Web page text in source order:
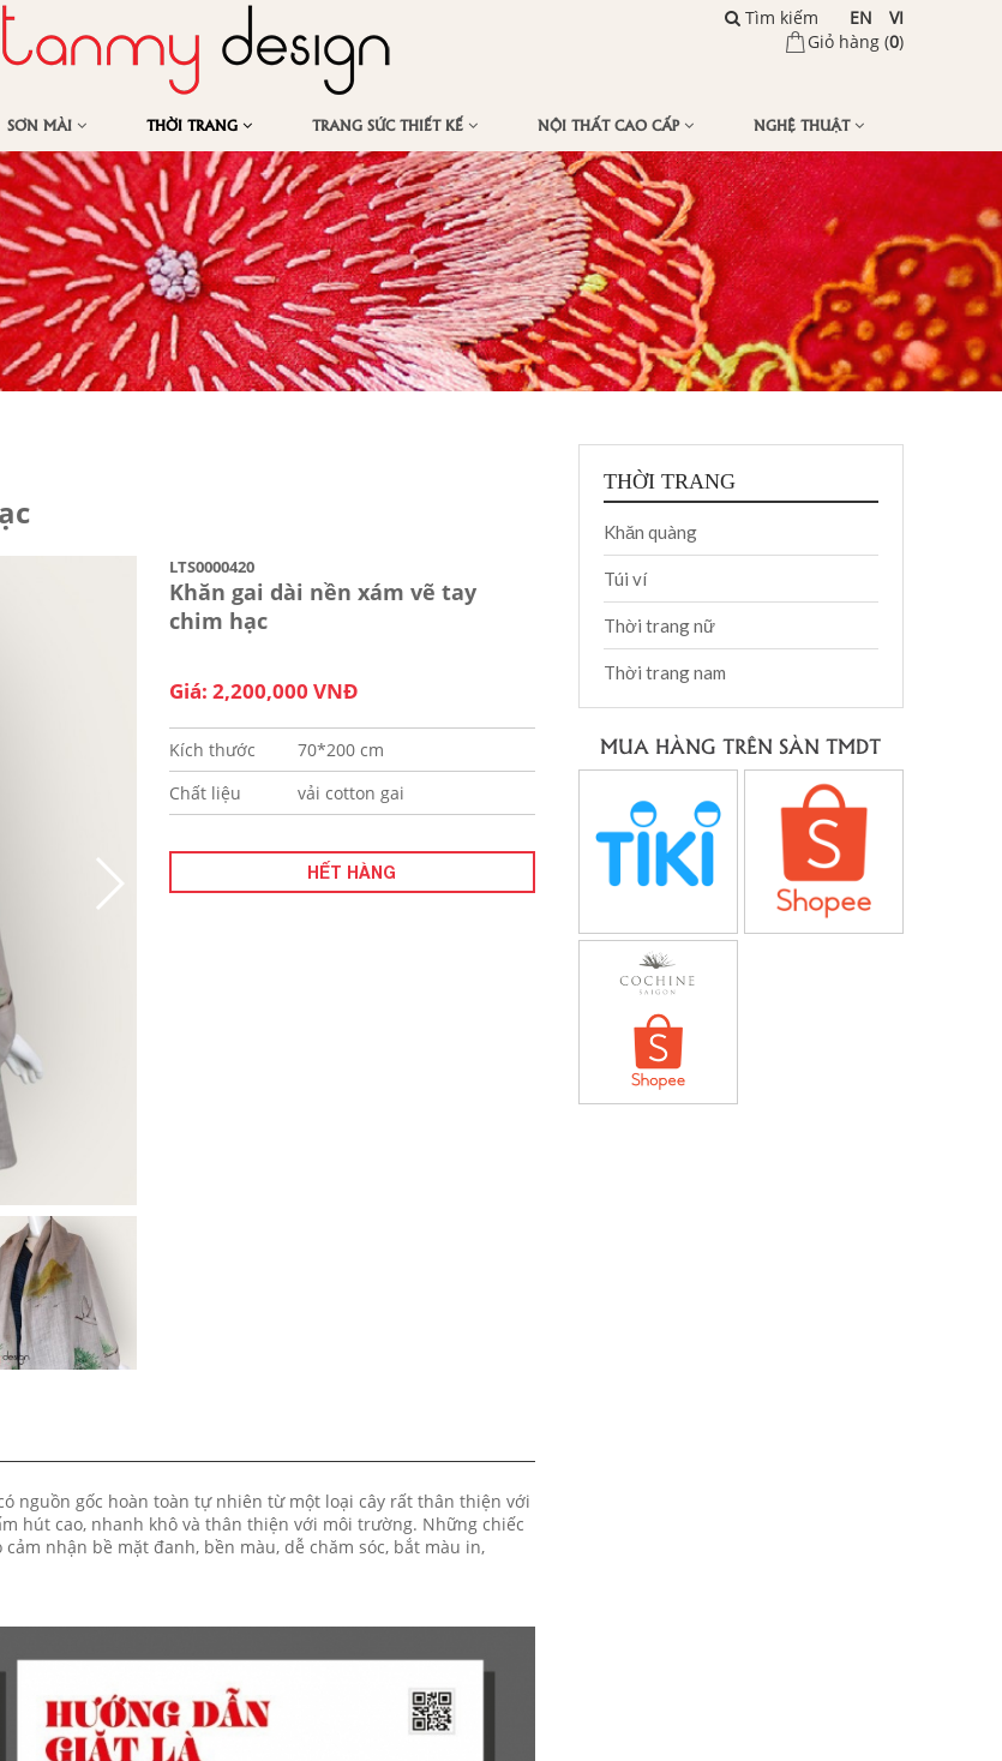
Giỏ hàng (0)
VI
EN
Tìm kiếm
SƠN MÀI THỜI TRANG TRANG SỨC THIẾT KẾ NỘI THẤT CAO CẤP
NGHỆ THUẬT
LTS0000420
Khăn gai dài nền xám vẽ tay
chim hạc
Giá: 2,200,000 VNĐ
Kích thước
70*200 cm
Chất liệu
vải cotton gai
HẾT HÀNG
nguồn gốc hoàn toàn tự nhiên từ một loại cây rất thân thiện với
hút cao, nhanh khô và thân thiện với môi trường. Những chiếc
nhận bề mặt đanh, bền màu, dễ chăm sóc, bắt màu in,
THỜI TRANG
Khăn quàng
Túi ví
Thời trang nữ
Thời trang nam
MUA HÀNG TRÊN SÀN TMDT